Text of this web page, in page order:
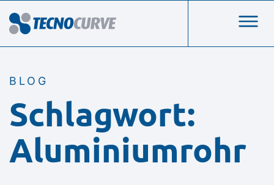
BLOG
Schlagwort:
Aluminiumrohr